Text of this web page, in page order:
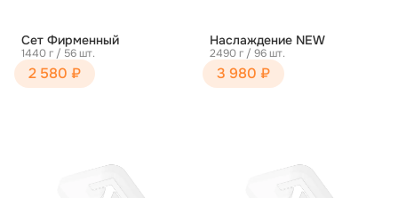
Сет Фирменный
1440 г / 56 шт.
2 580 ₽
Наслаждение NEW
2490 г / 96 шт.
3 980 ₽